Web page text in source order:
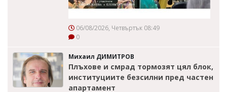
06/08/2026, Четвъртък 08:49
0
Михаил ДИМИТРОВ
Плъхове и смрад тормозят цял блок,
институциите безсилни пред частен
апартамент